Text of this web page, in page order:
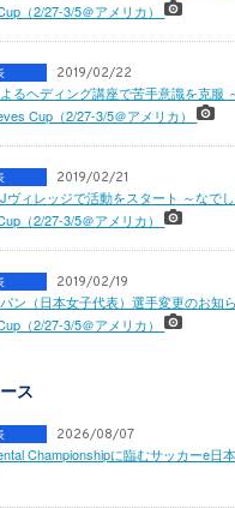
（2/27-3/5＠アメリカ）
2019/02/22
るヘディング講座で苦手意識を克服
Cup（2/27-3/5＠アメリカ）
2019/02/21
ヴィレッジで活動をスタート ～なで
（2/27-3/5＠アメリカ）
2019/02/19
ン（日本女子代表）選手変更のお
（2/27-3/5＠アメリカ）
ス
2026/08/07
Championshipに臨むサッカーe日